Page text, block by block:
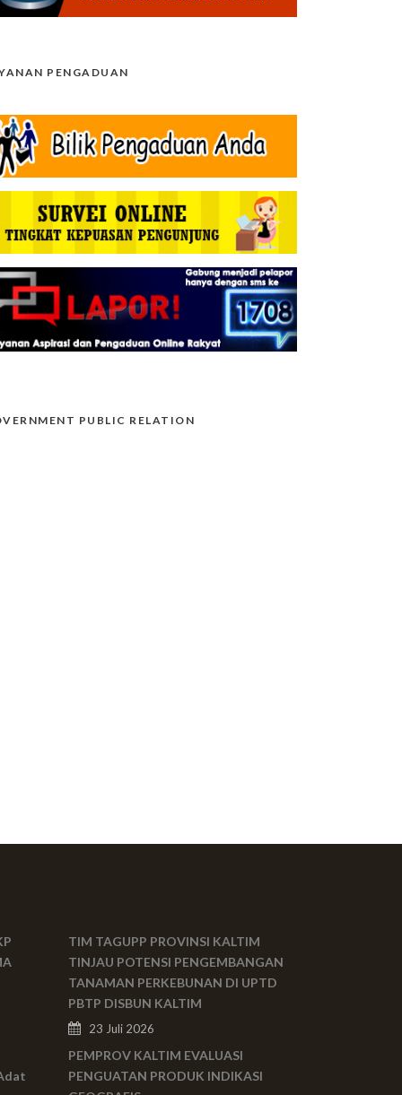
PENGADUAN
PUBLIC RELATION
TIM TAGUPP PROVINSI KALTIM
TINJAU POTENSI PENGEMBANGAN
TANAMAN PERKEBUNAN DI UPTD
PBTP DISBUN KALTIM
23 Juli 2026
PEMPROV KALTIM EVALUASI
PENGUATAN PRODUK INDIKASI